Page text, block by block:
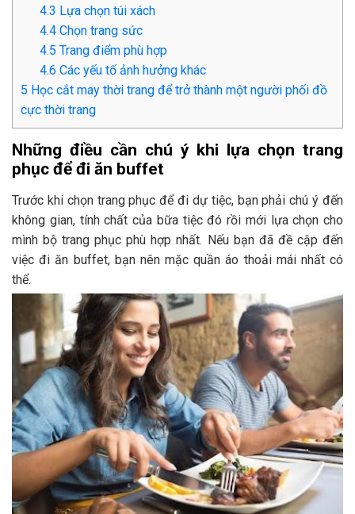
4.3 Lựa chọn túi xách
4.4 Chọn trang sức
4.5 Trang điểm phù hợp
4.6 Các yếu tố ảnh hưởng khác
5 Học cắt may thời trang để trở thành một người phối đồ
cực thời trang
Những điều cần chú ý khi lựa chọn trang
phục để đi ăn buffet
Trước khi chọn trang phục để đi dự tiệc, bạn phải chú ý đến
không gian, tính chất của bữa tiệc đó rồi mới lựa chọn cho
mình bộ trang phục phù hợp nhất. Nếu bạn đã đề cập đến
việc đi ăn buffet, bạn nên mặc quần áo thoải mái nhất có
thể.